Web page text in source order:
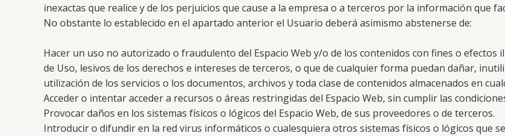
inexactas que realice y de los perjuicios que cause a la empresa o a terceros por la información que
No obstante lo establecido en el apartado anterior el Usuario deberá asimismo abstenerse de:
Hacer un uso no autorizado o fraudulento del Espacio Web y/o de los contenidos con fines o efectos
de Uso, lesivos de los derechos e intereses de terceros, o que de cualquier forma puedan dañar,
utilización de los servicios o los documentos, archivos y toda clase de contenidos almacenados en
Acceder o intentar acceder a recursos o áreas restringidas del Espacio Web, sin cumplir las
Provocar daños en los sistemas físicos o lógicos del Espacio Web, de sus proveedores o de terceros.
Introducir o difundir en la red virus informáticos o cualesquiera otros sistemas físicos o lógicos que